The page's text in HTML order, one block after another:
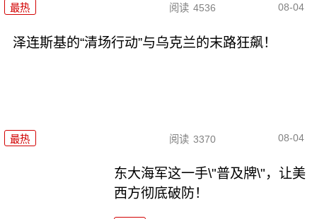
最热 阅读 4536 08-04
泽连斯基的“清场行动”与乌克兰的末路狂飙！
最热 阅读 3370 08-04
东大海军这一手\"普及牌\"，让美
西方彻底破防！